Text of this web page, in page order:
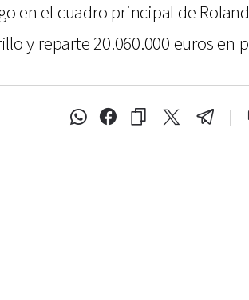
en el cuadro principal de
y reparte 20.060.000 euros en